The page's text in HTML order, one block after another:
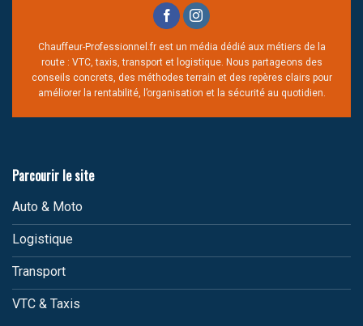
Chauffeur-Professionnel.fr est un média dédié aux métiers de la
route : VTC, taxis, transport et logistique. Nous partageons des
conseils concrets, des méthodes terrain et des repères clairs pour
améliorer la rentabilité, l’organisation et la sécurité au quotidien.
Parcourir le site
Auto & Moto
Logistique
Transport
VTC & Taxis